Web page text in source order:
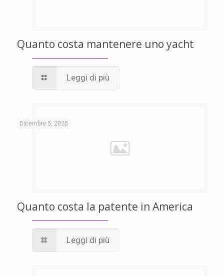
Quanto costa mantenere uno yacht
Leggi di più
Dicembre 5, 2025
Quanto costa la patente in America
Leggi di più